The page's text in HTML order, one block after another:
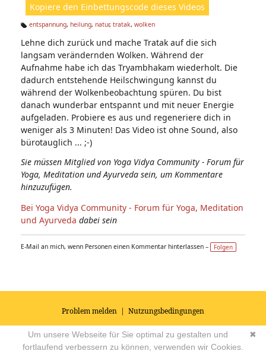
Kopiere den Einbettungscode dieses Videos
g
s:
entspannung, heilung, natur, tratak, wolken
Lehne dich zurück und mache Tratak auf die sich
langsam verändernden Wolken. Während der
Aufnahme habe ich das Tryambhakam wiederholt. Die
dadurch entstehende Heilschwingung kannst du
während der Wolkenbeobachtung spüren. Du bist
danach wunderbar entspannt und mit neuer Energie
aufgeladen. Probiere es aus und regeneriere dich in
weniger als 3 Minuten! Das Video ist ohne Sound, also
bürotauglich ... ;-)
Sie müssen Mitglied von Yoga Vidya Community - Forum für
Yoga, Meditation und Ayurveda sein, um Kommentare
hinzuzufügen.
Bei Yoga Vidya Community - Forum für Yoga, Meditation
und Ayurveda dabei sein
E-Mail an mich, wenn Personen einen Kommentar hinterlassen – Folgen
Problem melden | Nutzungsbedingungen
© 2026Impressum|Datenschutz|AGB's| Yoga Vidya Community -
Forum für Yoga, Meditation und Ayurveda Powered by
✖
Um unsere Webseite für Sie optimal zu gestalten und
fortlaufend verbessern zu können, verwenden wir Cookies.